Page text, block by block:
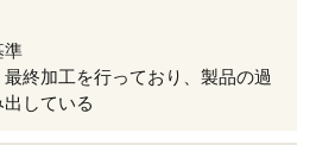
準
終加工を行っており、製品の過
している